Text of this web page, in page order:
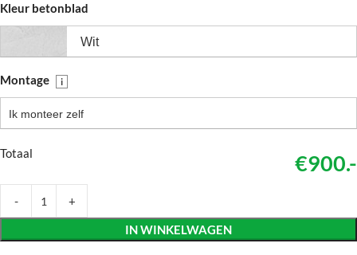
Kleur betonblad
Wit
Montage i
Ik monteer zelf
Totaal €900.-
IN WINKELWAGEN